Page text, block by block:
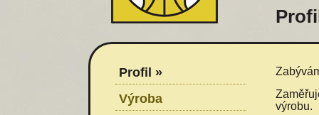
výrobu.
Profil »
Výroba